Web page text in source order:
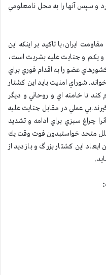
بسيج در منطقه7 منتقل كرد و سپس آنها را به محل نامعلومي
ايران،با تاكيد بر اينكه اين
و يكم و جنايت عليه بشريت است،
عضو را به اقدام فوري براي
شوراي امنيت بايد اين كشتار
كند تا خامنه اي و روحاني و ديگر
عملي در مقابل جنايت عليه
چراغ سبزي براي ادامه و تشديد
ملل متحد خواستبدون فوت وقت يك
اين كشتار بزرگ و بازديد از